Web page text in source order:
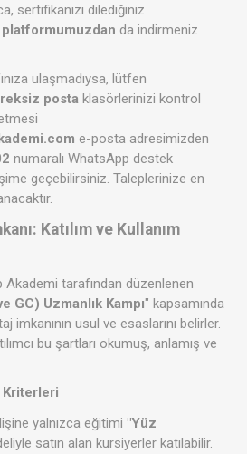
sertifikanızı dilediğiniz
da indirmeniz
ulaşmadıysa, lütfen
posta klasörlerinizi kontrol
e-posta adresimizden
numaralı WhatsApp destek
geçebilirsiniz. Taleplerinize en
Katılım ve Kullanım
Akademi tarafından düzenlenen
GC) Uzmanlık Kampı" kapsamında
imkanının usul ve esaslarını belirler.
bu şartları okumuş, anlamış ve
Kriterleri
yalnızca eğitimi "Yüz
satın alan kursiyerler katılabilir.